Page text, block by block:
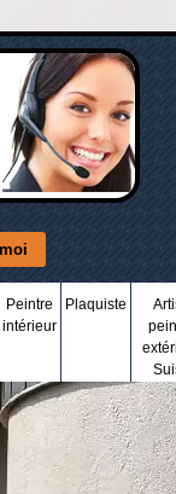
Peintre
intérieur
Plaquiste